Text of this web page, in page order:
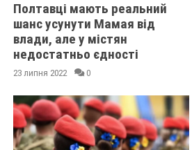
Полтавці мають реальний
шанс усунути Мамая від
влади, але у містян
недостатньо єдності
23 липня 2022 0